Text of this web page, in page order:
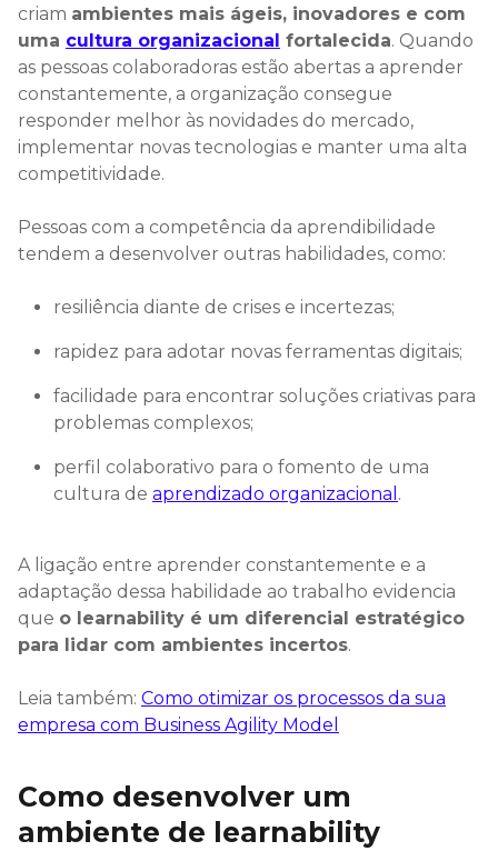
criam ambientes mais ágeis, inovadores e com
uma cultura organizacional fortalecida. Quando
as pessoas colaboradoras estão abertas a aprender
constantemente, a organização consegue
responder melhor às novidades do mercado,
implementar novas tecnologias e manter uma alta
competitividade.
Pessoas com a competência da aprendibilidade
tendem a desenvolver outras habilidades, como:
resiliência diante de crises e incertezas;
rapidez para adotar novas ferramentas digitais;
facilidade para encontrar soluções criativas para
problemas complexos;
perfil colaborativo para o fomento de uma
cultura de aprendizado organizacional .
A ligação entre aprender constantemente e a
adaptação dessa habilidade ao trabalho evidencia
que o learnability é um diferencial estratégico
para lidar com ambientes incertos.
Leia também: Como otimizar os processos da sua
empresa com Business Agility Model
Como desenvolver um
ambiente de learnability